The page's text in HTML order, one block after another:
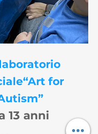
“Art for
13 anni